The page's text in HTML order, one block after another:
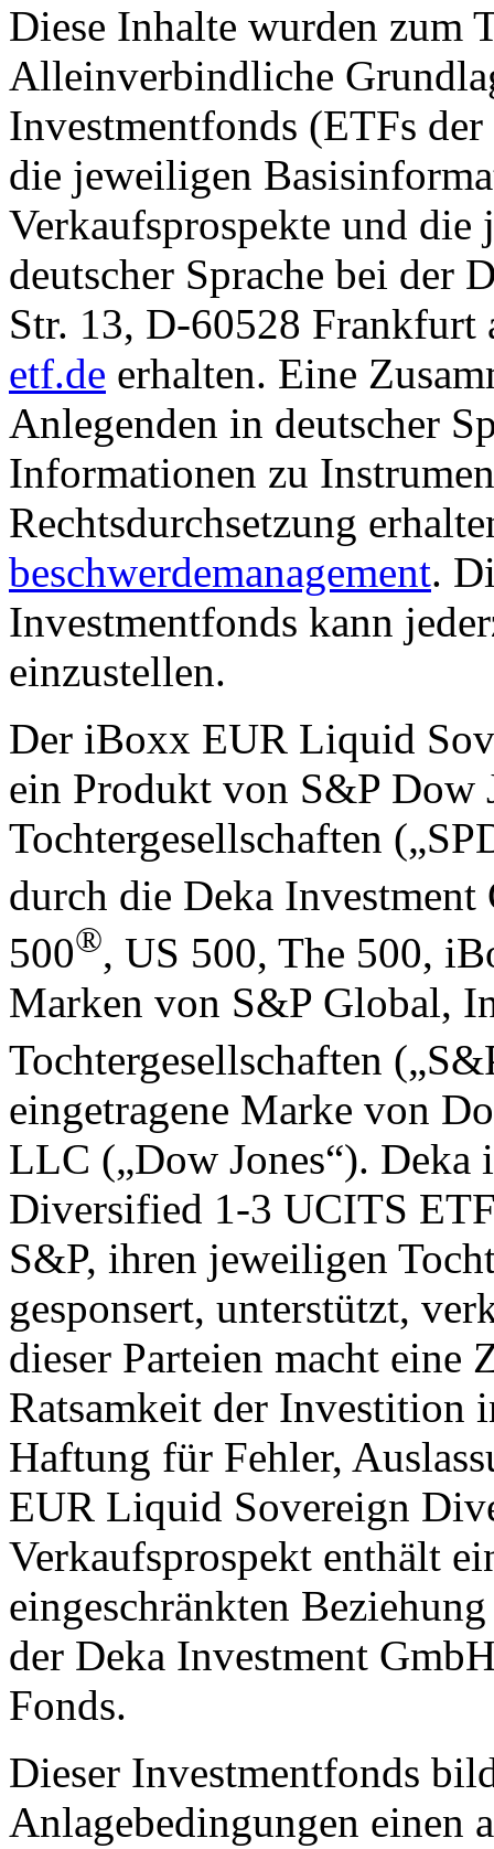
Diese Inhalte wurden zum
Alleinverbindliche
Investmentfonds (ETFs
die jeweiligen
Verkaufsprospekte und
deutscher Sprache bei der
Str. 13, D-60528
etf.de erhalten. Eine
Anlegenden in deutscher
Informationen zu
Rechtsdurchsetzung
beschwerdemanagement.
Investmentfonds kann
einzustellen.
Der iBoxx EUR Liquid
ein Produkt von S&P Dow
Tochtergesellschaften
durch die Deka
500®, US 500, The 500,
Marken von S&P Global,
Tochtergesellschaften
eingetragene Marke von
LLC („Dow Jones“).
Diversified 1-3 UCITS
S&P, ihren jeweiligen
gesponsert, unterstützt,
dieser Parteien macht
Ratsamkeit der Investition
Haftung für Fehler,
EUR Liquid Sovereign
Verkaufsprospekt enthält
eingeschränkten
der Deka Investment
Fonds.
Dieser Investmentfonds
Anlagebedingungen einen